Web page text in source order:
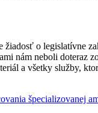
žiadosť o legislatívne
nám neboli doteraz
a všetky služby,
špecializovanej